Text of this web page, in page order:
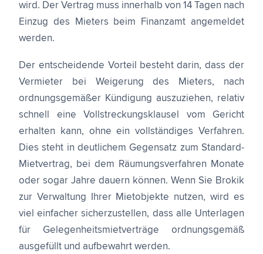
wird. Der Vertrag muss innerhalb von 14 Tagen nach
Einzug des Mieters beim Finanzamt angemeldet
werden.
Der entscheidende Vorteil besteht darin, dass der
Vermieter bei Weigerung des Mieters, nach
ordnungsgemäßer Kündigung auszuziehen, relativ
schnell eine Vollstreckungsklausel vom Gericht
erhalten kann, ohne ein vollständiges Verfahren.
Dies steht in deutlichem Gegensatz zum Standard-
Mietvertrag, bei dem Räumungsverfahren Monate
oder sogar Jahre dauern können. Wenn Sie Brokik
zur Verwaltung Ihrer Mietobjekte nutzen, wird es
viel einfacher sicherzustellen, dass alle Unterlagen
für Gelegenheitsmietverträge ordnungsgemäß
ausgefüllt und aufbewahrt werden.